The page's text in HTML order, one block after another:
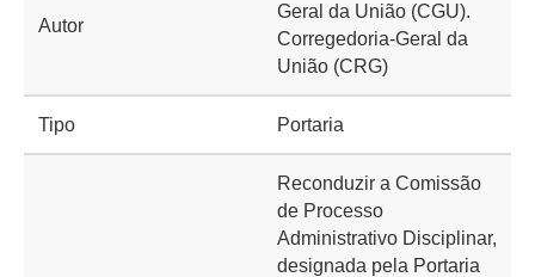
Autor
Geral da União (CGU).
Corregedoria-Geral da
União (CRG)
Tipo Portaria
Reconduzir a Comissão
de Processo
Administrativo Disciplinar,
designada pela Portaria